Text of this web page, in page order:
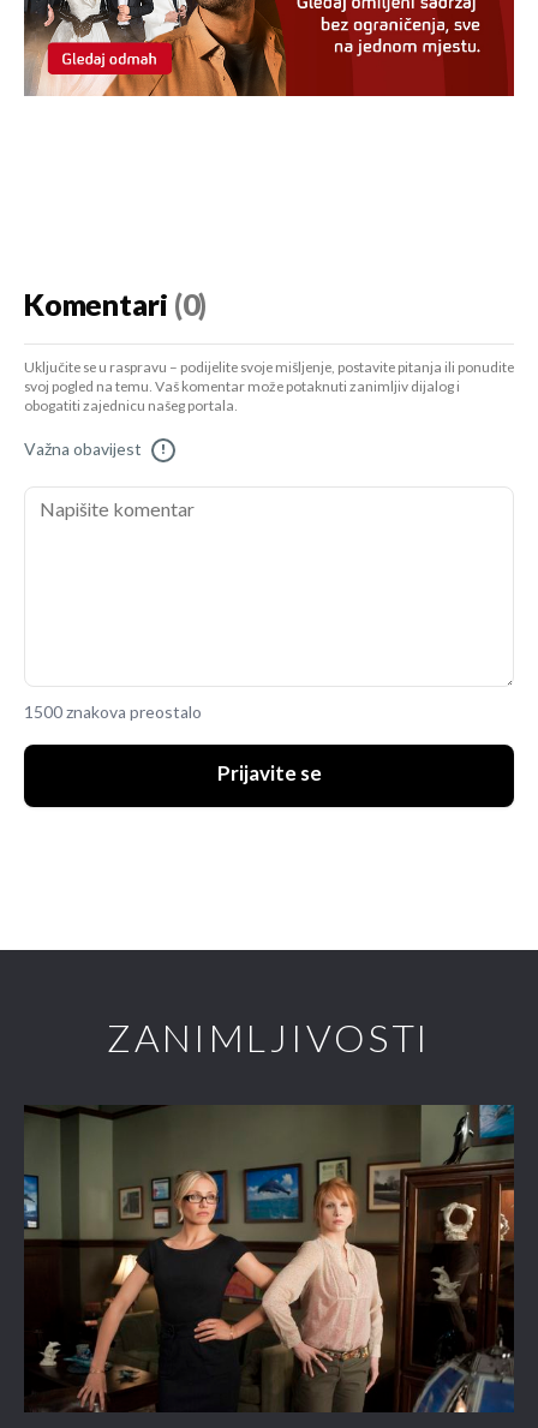
Komentari (0)
Uključite se u raspravu – podijelite svoje mišljenje, postavite pitanja ili ponudite
svoj pogled na temu. Vaš komentar može potaknuti zanimljiv dijalog i
obogatiti zajednicu našeg portala.
Važna obavijest !
1500 znakova preostalo
Prijavite se
ZANIMLJIVOSTI